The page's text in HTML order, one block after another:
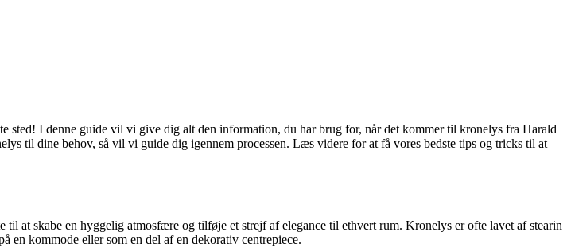
sted! I denne guide vil vi give dig alt den information, du har brug for, når det kommer til kronelys fra Harald
til dine behov, så vil vi guide dig igennem processen. Læs videre for at få vores bedste tips og tricks til at
at skabe en hyggelig atmosfære og tilføje et strejf af elegance til ethvert rum. Kronelys er ofte lavet af stearin
en kommode eller som en del af en dekorativ centrepiece.